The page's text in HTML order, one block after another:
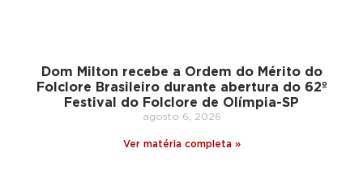
Dom Milton recebe a Ordem do Mérito do
Folclore Brasileiro durante abertura do 62º
Festival do Folclore de Olímpia-SP
agosto 6, 2026
Ver matéria completa »